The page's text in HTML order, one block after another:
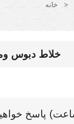
خانه >
خلاط دبوس